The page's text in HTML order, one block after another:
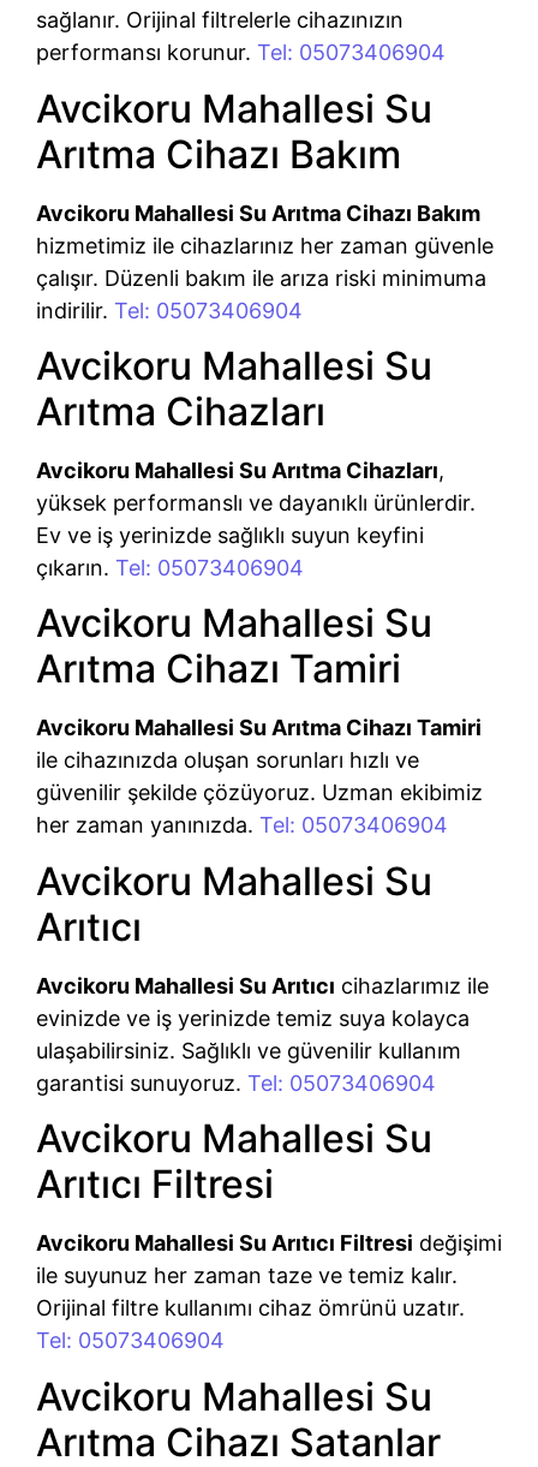
sağlanır. Orijinal filtrelerle cihazınızın
performansı korunur. Tel: 05073406904
Avcikoru Mahallesi Su
Arıtma Cihazı Bakım
Avcikoru Mahallesi Su Arıtma Cihazı Bakım
hizmetimiz ile cihazlarınız her zaman güvenle
çalışır. Düzenli bakım ile arıza riski minimuma
indirilir. Tel: 05073406904
Avcikoru Mahallesi Su
Arıtma Cihazları
Avcikoru Mahallesi Su Arıtma Cihazları,
yüksek performanslı ve dayanıklı ürünlerdir.
Ev ve iş yerinizde sağlıklı suyun keyfini
çıkarın. Tel: 05073406904
Avcikoru Mahallesi Su
Arıtma Cihazı Tamiri
Avcikoru Mahallesi Su Arıtma Cihazı Tamiri
ile cihazınızda oluşan sorunları hızlı ve
güvenilir şekilde çözüyoruz. Uzman ekibimiz
her zaman yanınızda. Tel: 05073406904
Avcikoru Mahallesi Su
Arıtıcı
Avcikoru Mahallesi Su Arıtıcı cihazlarımız ile
evinizde ve iş yerinizde temiz suya kolayca
ulaşabilirsiniz. Sağlıklı ve güvenilir kullanım
garantisi sunuyoruz. Tel: 05073406904
Avcikoru Mahallesi Su
Arıtıcı Filtresi
Avcikoru Mahallesi Su Arıtıcı Filtresi değişimi
ile suyunuz her zaman taze ve temiz kalır.
Orijinal filtre kullanımı cihaz ömrünü uzatır.
Tel: 05073406904
Avcikoru Mahallesi Su
Arıtma Cihazı Satanlar